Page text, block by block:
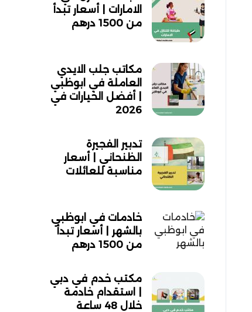
الامارات | أسعار تبدأ
من 1500 درهم
مكاتب جلب الايدي
العاملة في ابوظبي
| أفضل الخيارات في
2026
تدبير الفجيرة
الظنحاني | أسعار
مناسبة للعائلات
خادمات في ابوظبي
بالشهر | أسعار تبدأ
من 1500 درهم
مكتب خدم في دبي
| استقدام خادمة
خلال 48 ساعة